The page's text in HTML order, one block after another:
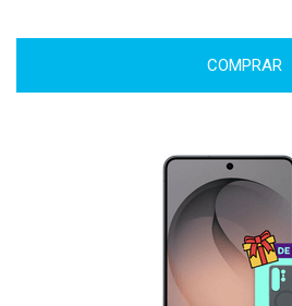
COMPRAR